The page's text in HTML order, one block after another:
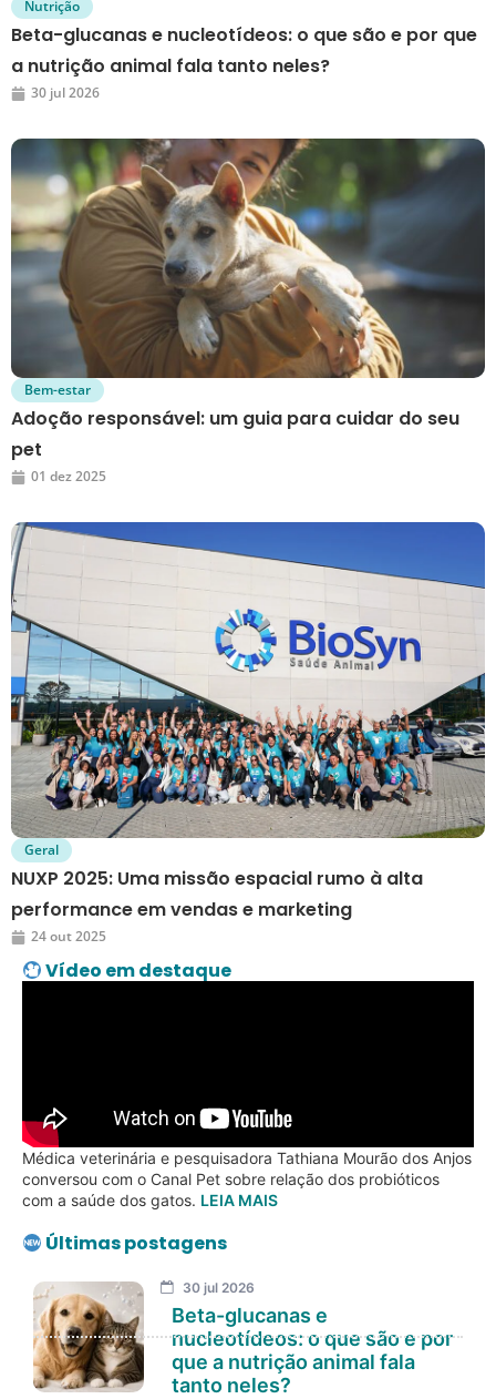
Nutrição
Beta-glucanas e nucleotídeos: o que são e por que
a nutrição animal fala tanto neles?
30 jul 2026
Bem-estar
Adoção responsável: um guia para cuidar do seu
pet
01 dez 2025
Geral
NUXP 2025: Uma missão espacial rumo à alta
performance em vendas e marketing
24 out 2025
Vídeo em destaque
Médica veterinária e pesquisadora Tathiana Mourão dos Anjos
conversou com o Canal Pet sobre relação dos probióticos
com a saúde dos gatos. LEIA MAIS
Últimas postagens
30 jul 2026
Beta-glucanas e
nucleotídeos: o que são e por
que a nutrição animal fala
tanto neles?